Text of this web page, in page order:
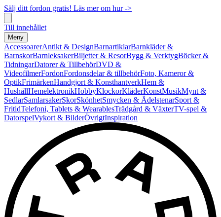
Sälj ditt fordon gratis! Läs mer om hur ->
Till innehållet
Meny
AccessoarerAntikt & DesignBarnartiklarBarnkläder &
BarnskorBarnleksakerBiljetter & ResorBygg & VerktygBöcker &
TidningarDatorer & TillbehörDVD &
VideofilmerFordonFordonsdelar & tillbehörFoto, Kameror &
OptikFrimärkenHandgjort & KonsthantverkHem &
HushållHemelektronikHobbyKlockorKläderKonstMusikMynt &
SedlarSamlarsakerSkorSkönhetSmycken & ÄdelstenarSport &
FritidTelefoni, Tablets & WearablesTrädgård & VäxterTV-spel &
DatorspelVykort & BilderÖvrigtInspiration